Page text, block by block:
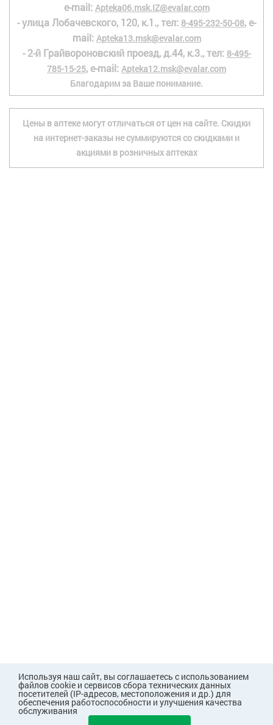
e-mail: Apteka06.msk.IZ@evalar.com
- улица Лобачевского, 120, к.1., тел: 8-495-232-50-08, e-
mail: Apteka13.msk@evalar.com
- 2-й Грайвороновский проезд, д.44, к.3., тел: 8-495-
785-15-25, e-mail: Apteka12.msk@evalar.com
Благодарим за Ваше понимание.
Цены в аптеке могут отличаться от цен на сайте. Скидки
на интернет-заказы не суммируются со скидками и
акциями в розничных аптеках
Используя наш сайт, вы соглашаетесь с использованием
файлов cookie и сервисов сбора технических данных
посетителей (IP-адресов, местоположения и др.) для
обеспечения работоспособности и улучшения качества
обслуживания